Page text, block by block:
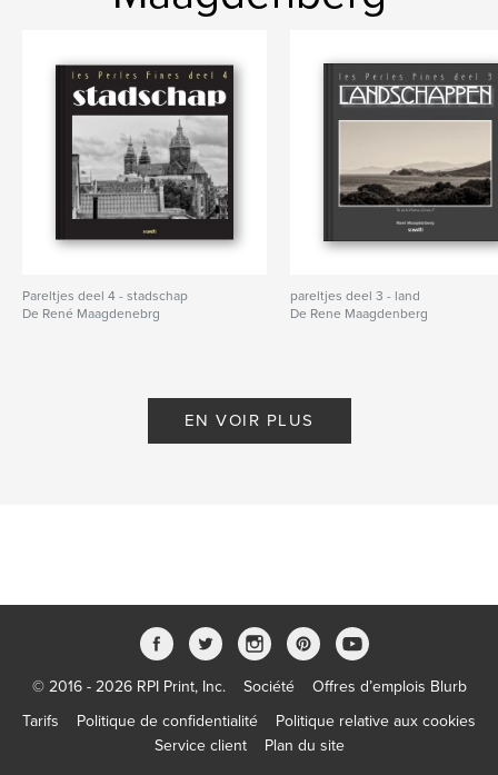
Pareltjes deel 4 - stadschap
De René Maagdenebrg
pareltjes deel 3 - land
De Rene Maagdenberg
EN VOIR PLUS
© 2016 - 2026 RPI Print, Inc. Société
Offres d’emplois Blurb
Tarifs
Politique de confidentialité
Politique relative aux cookies
Service client
Plan du site